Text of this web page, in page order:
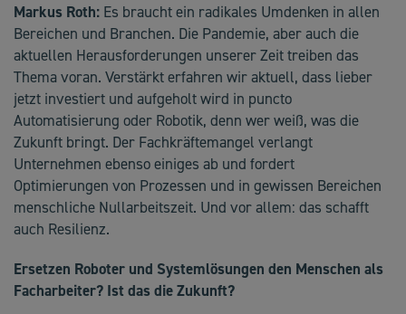
Markus Roth: Es braucht ein radikales Umdenken in allen
Bereichen und Branchen. Die Pandemie, aber auch die
aktuellen Herausforderungen unserer Zeit treiben das
Thema voran. Verstärkt erfahren wir aktuell, dass lieber
jetzt investiert und aufgeholt wird in puncto
Automatisierung oder Robotik, denn wer weiß, was die
Zukunft bringt. Der Fachkräftemangel verlangt
Unternehmen ebenso einiges ab und fordert
Optimierungen von Prozessen und in gewissen Bereichen
menschliche Nullarbeitszeit. Und vor allem: das schafft
auch Resilienz.
Ersetzen Roboter und Systemlösungen den Menschen als
Facharbeiter? Ist das die Zukunft?